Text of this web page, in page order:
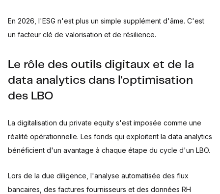
En 2026, l'ESG n'est plus un simple supplément d'âme. C'est
un facteur clé de valorisation et de résilience.
Le rôle des outils digitaux et de la
data analytics dans l'optimisation
des LBO
La digitalisation du private equity s'est imposée comme une
réalité opérationnelle. Les fonds qui exploitent la data analytics
bénéficient d'un avantage à chaque étape du cycle d'un LBO.
Lors de la due diligence, l'analyse automatisée des flux
bancaires, des factures fournisseurs et des données RH